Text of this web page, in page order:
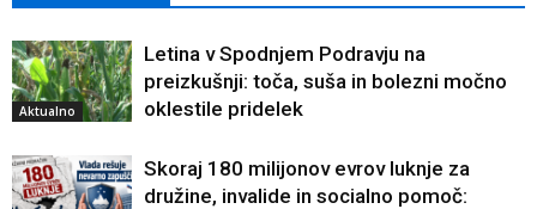
Aktualno
Letina v Spodnjem Podravju na
preizkušnji: toča, suša in bolezni močno
oklestile pridelek
Skoraj 180 milijonov evrov luknje za
družine, invalide in socialno pomoč: